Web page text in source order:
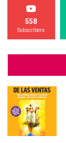
558
Subscribers